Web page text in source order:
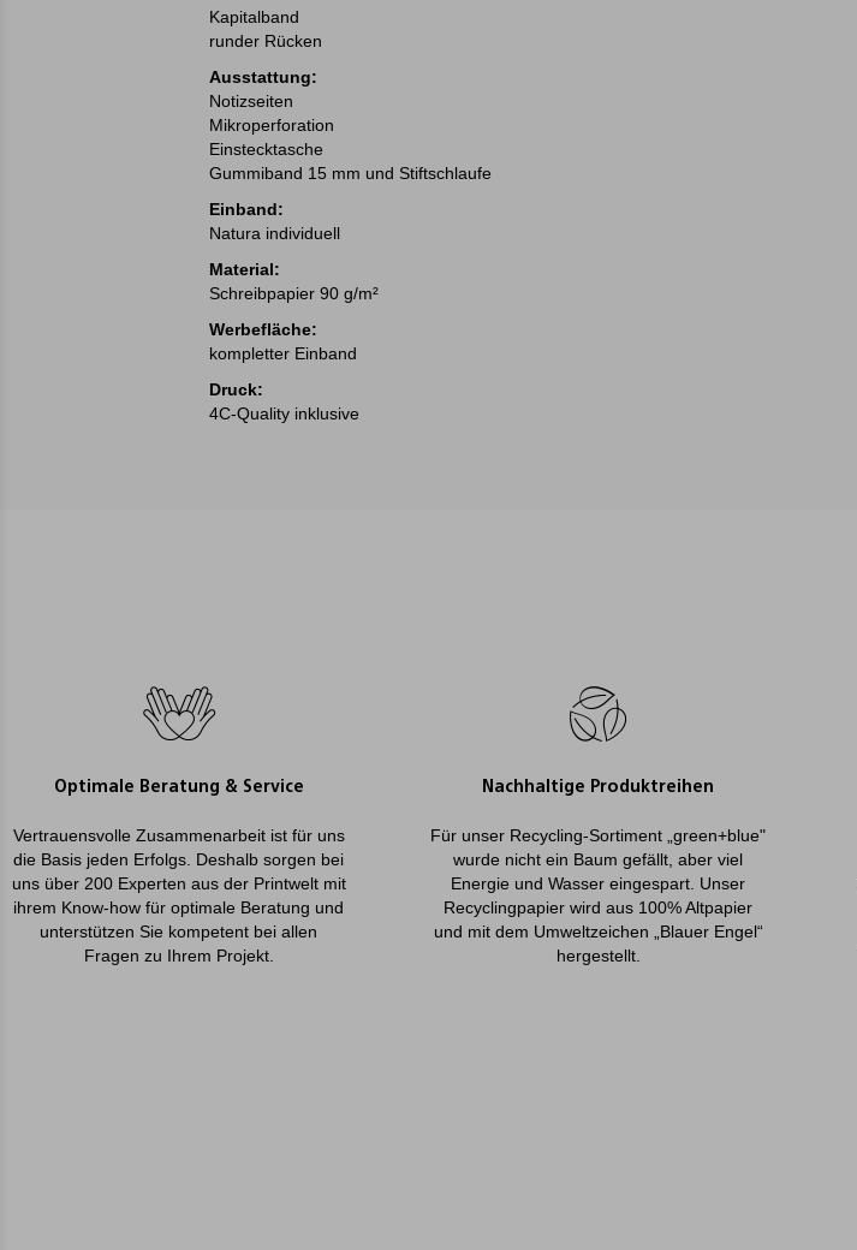
Kapitalband
runder Rücken
Ausstattung:
Notizseiten
Mikroperforation
Einstecktasche
Gummiband 15 mm und Stiftschlaufe
Einband:
Natura individuell
Material:
Schreibpapier 90 g/m²
Werbefläche:
kompletter Einband
Druck:
4C-Quality inklusive
Optimale Beratung & Service
Vertrauensvolle Zusammenarbeit ist für uns
die Basis jeden Erfolgs. Deshalb sorgen bei
uns über 200 Experten aus der Printwelt mit
ihrem Know-how für optimale Beratung und
unterstützen Sie kompetent bei allen
Fragen zu Ihrem Projekt.
Nachhaltige Produktreihen
Für unser Recycling-Sortiment „green+blue"
wurde nicht ein Baum gefällt, aber viel
Energie und Wasser eingespart. Unser
Recyclingpapier wird aus 100% Altpapier
und mit dem Umweltzeichen „Blauer Engel“
hergestellt.